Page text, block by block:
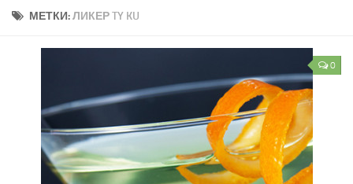
МЕТКИ:ЛИКЕР TY KU
0